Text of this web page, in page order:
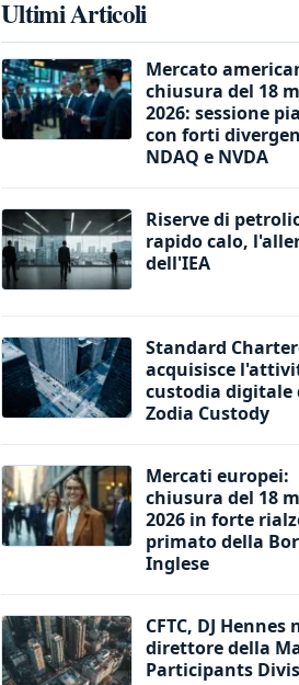
Ultimi Articoli
Mercato
chiusura del 18
2026: sessione
con forti
NDAQ e NVDA
Riserve di
rapido calo,
dell'IEA
Standard
acquisisce
custodia digitale
Zodia Custody
Mercati europei:
chiusura del 18
2026 in forte
primato della
Inglese
CFTC, DJ Hennes
direttore della
Participants